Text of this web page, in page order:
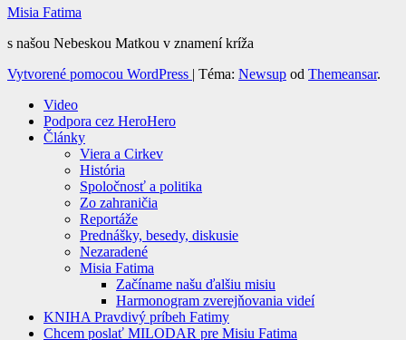
Misia Fatima
s našou Nebeskou Matkou v znamení kríža
Vytvorené pomocou WordPress | Téma: Newsup od Themeansar.
Video
Podpora cez HeroHero
Články
Viera a Cirkev
História
Spoločnosť a politika
Zo zahraničia
Reportáže
Prednášky, besedy, diskusie
Nezaradené
Misia Fatima
Začíname našu ďalšiu misiu
Harmonogram zverejňovania videí
KNIHA Pravdivý príbeh Fatimy
Chcem poslať MILODAR pre Misiu Fatima